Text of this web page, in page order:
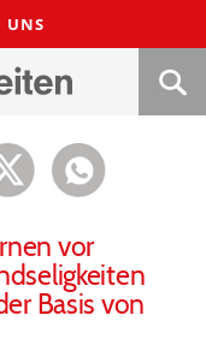
UNS
vor
Basis von